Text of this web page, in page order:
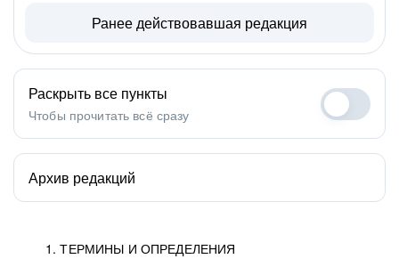
1. ТЕРМИНЫ И ОПРЕДЕЛЕНИЯ
Ранее действовавшая редакция
Раскрыть все пункты
Чтобы прочитать всё сразу
Архив редакций